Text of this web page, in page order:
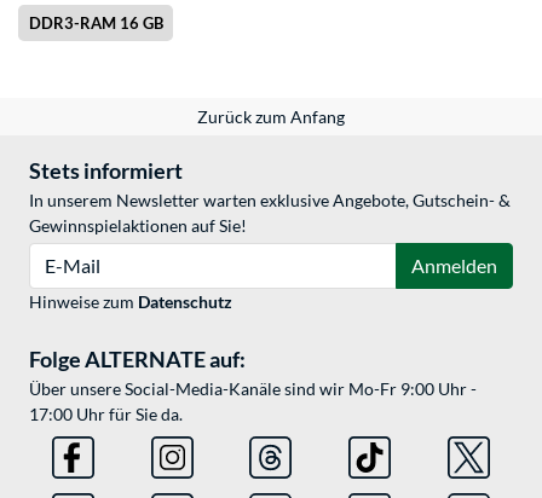
DDR3-RAM 16 GB
Zurück zum Anfang
Stets informiert
In unserem Newsletter warten exklusive Angebote, Gutschein- &
Gewinnspielaktionen auf Sie!
Anmelden
Hinweise zum Datenschutz
Folge ALTERNATE auf:
Über unsere Social-Media-Kanäle sind wir Mo-Fr 9:00 Uhr -
17:00 Uhr für Sie da.